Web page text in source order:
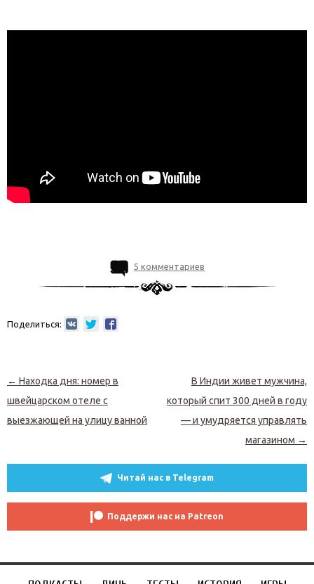
5 комментариев
Поделиться:
Навигация по записям
← Находка дня: номер в
швейцарском отеле с
выезжающей на улицу ванной
В Индии живет мужчина,
который спит 300 дней в году
— и умудряется управлять
магазином →
Читай нас в Telegram
Поддержи нас на Patreon